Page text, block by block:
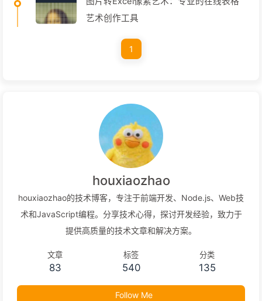
艺术创作工具
1
houxiaozhao
houxiaozhao的技术博客，专注于前端开发、Node.js、Web技
术和JavaScript编程。分享技术心得，探讨开发经验，致力于
提供高质量的技术文章和解决方案。
文章
83
标签
540
分类
135
Follow Me